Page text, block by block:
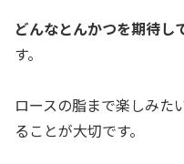
どんなとんかつを期待し
す。
ロースの脂まで楽しみた
ることが大切です。